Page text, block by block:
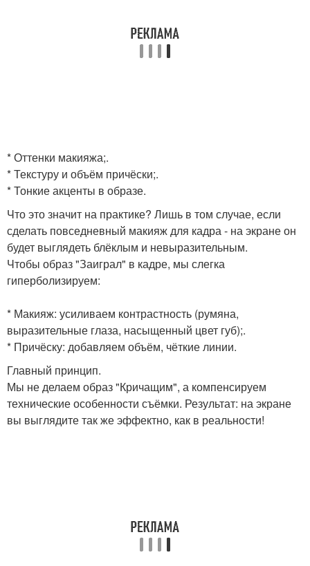
* Оттенки макияжа;.
* Текстуру и объём причёски;.
* Тонкие акценты в образе.
Что это значит на практике? Лишь в том случае, если
сделать повседневный макияж для кадра - на экране он
будет выглядеть блёклым и невыразительным.
Чтобы образ "Заиграл" в кадре, мы слегка
гиперболизируем:
* Макияж: усиливаем контрастность (румяна,
выразительные глаза, насыщенный цвет губ);.
* Причёску: добавляем объём, чёткие линии.
Главный принцип.
Мы не делаем образ "Кричащим", а компенсируем
технические особенности съёмки. Результат: на экране
вы выглядите так же эффектно, как в реальности!